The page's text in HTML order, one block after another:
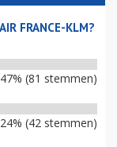
FRANCE-KLM?
47% (81 stemmen)
24% (42 stemmen)